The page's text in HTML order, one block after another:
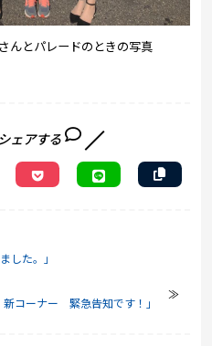
んとパレードのときの写真
ェアする
した。」
コーナー 緊急告知です！」